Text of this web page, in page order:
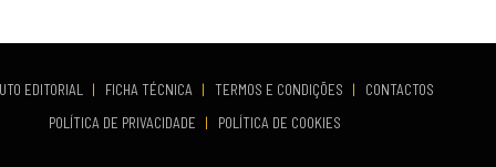
EDITORIAL | FICHA TÉCNICA | TERMOS E CONDIÇÕES |
CONTACTOS
POLÍTICA DE PRIVACIDADE
| POLÍTICA DE COOKIES